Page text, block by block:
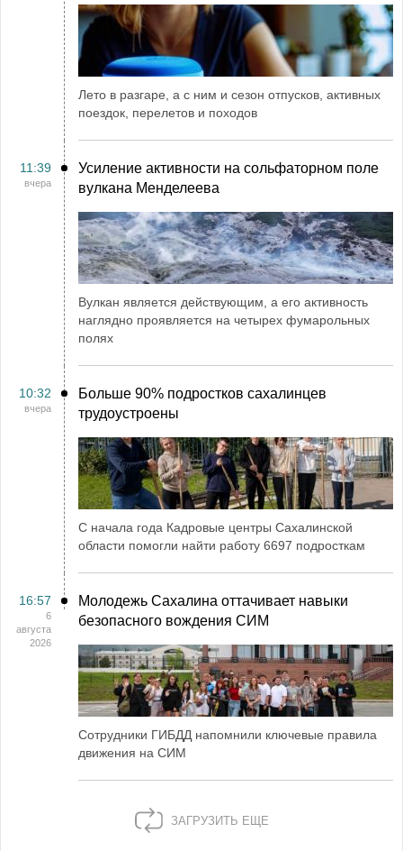
Лето в разгаре, а с ним и сезон отпусков, активных
поездок, перелетов и походов
11:39
вчера
Усиление активности на сольфаторном поле
вулкана Менделеева
Вулкан является действующим, а его активность
наглядно проявляется на четырех фумарольных
полях
10:32
вчера
Больше 90% подростков сахалинцев
трудоустроены
С начала года Кадровые центры Сахалинской
области помогли найти работу 6697 подросткам
16:57
6
августа
2026
Молодежь Сахалина оттачивает навыки
безопасного вождения СИМ
Сотрудники ГИБДД напомнили ключевые правила
движения на СИМ
ЗАГРУЗИТЬ ЕЩЕ